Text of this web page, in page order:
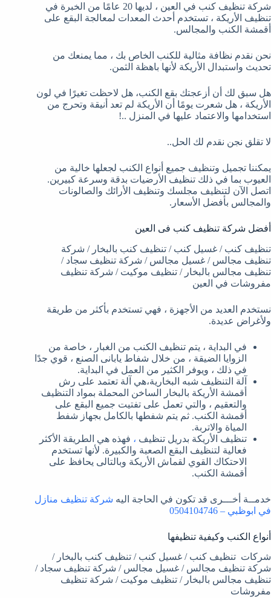
شركة تنظيف كنب في العين ، لديها 20 عامًا من الخبرة في
تنظيف الأريكة ، تستخدم أحدث المعدات لمعالجة البقع على
أقمشة الكنب والمجالس.
نحن نقدم نظافة مثالية للكنب الخاص بك ، مما يمنعك من
تحديث واستبدال الأريكة لأنها باهظة الثمن.
هل سبق لك أن أزعجتك بقع الكنب، هل لاحظت تغيرًا في لون
الأريكة ، هل شعرت يومًا أن الأريكة لم تعد أنيقة وتحرج من
استخدامها والاعتماد عليها في المنزل ..!
لا تقلق نجن نقدم لك الحل..
يمكننا تجميل وتنظيف جميع أنواع الكنب لجعلها خالية من
العيوب بما في ذلك تنظيف الأرضيات بدقة وسرعة كبيرين.
اتصل الآن لتنظيف مجلسك وتنظيف الأرائك والصالونات
والمجالس بأفضل الأسعار.
أفضل شركة تنظيف كنب فى العين
تنظيف كنب / غسيل كنب / تنظيف كنب بالبخار / شركة
تنظيف مجالس / غسيل مجالس / شركة تنظيف سجاد /
تنظيف مجالس بالبخار / تنظيف موكيت / شركة تنظيف
مفروشات في العين
نستخدم العديد من الأجهزة ، فهي تستخدم بأكثر من طريقة
ولأغراض عديدة.
في البداية ، يتم تنظيف الكنب من الغبار ، خاصة من
الزوايا الضيقة ، من خلال شفاط يابانى الصنع ، قوي جدًا
في ذلك ، ويوفر الكثير من العمل في البداية.
آلة التنظيف شبه البخارية،هي آلة تعتمد على رش
أقمشة الأريكة بالبخار الساخن المحملة بمواد التنظيف
والتعقيم ، والتي تعمل على تفتيت جميع البقع على
أقمشة الكنب. ثم يتم شفطها بالكامل بجهاز شفط
المياة والاتربة.
تنظيف الأريكة بدريل تنظيف ، فهذه هي الطريقة الأكثر
فعالية لتنظيف البقع الصعبة والكبيرة. لأنها تستخدم
الاحتكاك القوي لقماش الأريكة وبالتالى يحافظ على
أقمشة الكنب.
خدمــة أخـــرى قد تكون في الحاجة اليه شركة تنظيف منازل
في ابوظبي – 0504104746
أنواع الكنب وكيفية تنظيفها
شركات تنظيف كنب / غسيل كنب / تنظيف كنب بالبخار /
شركة تنظيف مجالس / غسيل مجالس / شركة تنظيف سجاد /
تنظيف مجالس بالبخار / تنظيف موكيت / شركة تنظيف
مفروشات